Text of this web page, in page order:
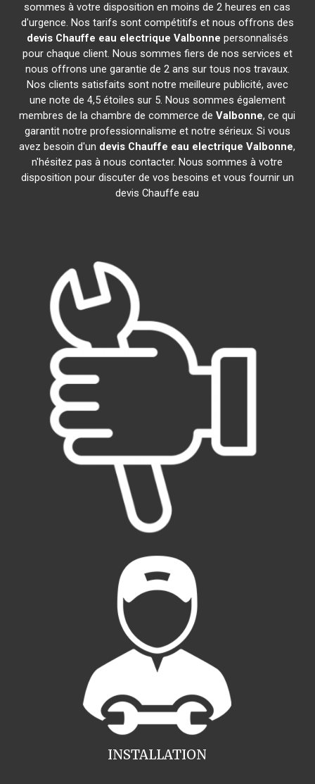
sommes à votre disposition en moins de 2 heures en cas
d'urgence. Nos tarifs sont compétitifs et nous offrons des
devis Chauffe eau electrique Valbonne personnalisés
pour chaque client. Nous sommes fiers de nos services et
nous offrons une garantie de 2 ans sur tous nos travaux.
Nos clients satisfaits sont notre meilleure publicité, avec
une note de 4,5 étoiles sur 5. Nous sommes également
membres de la chambre de commerce deValbonne, ce qui
garantit notre professionnalisme et notre sérieux. Si vous
avez besoin d'un devis Chauffe eau electrique Valbonne,
n'hésitez pas à nous contacter. Nous sommes à votre
disposition pour discuter de vos besoins et vous fournir un
devis Chauffe eau
INSTALLATION